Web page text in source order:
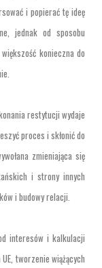
i popierać tę ideę
jednak od sposobu
konieczna do
restytucji wydaje
proces i skłonić do
zmieniająca się
i strony innych
i budowy relacji.
interesów i kalkulacji
tworzenie wiążących